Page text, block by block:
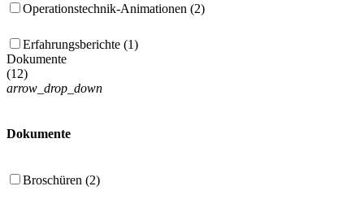
Operationstechnik-Animationen (2)
Erfahrungsberichte (1)
Dokumente
(12)
arrow_drop_down
Dokumente
Broschüren (2)